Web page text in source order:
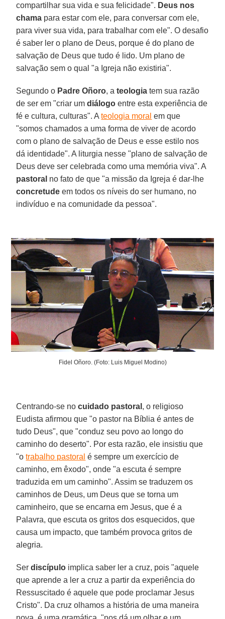
compartilhar sua vida e sua felicidade". Deus nos
chama para estar com ele, para conversar com ele,
para viver sua vida, para trabalhar com ele". O desafio
é saber ler o plano de Deus, porque é do plano de
salvação de Deus que tudo é lido. Um plano de
salvação sem o qual "a Igreja não existiria".
Segundo o Padre Oñoro, ateologia tem sua razão
de ser em "criar umdiálogo entre esta experiência de
fé e cultura, culturas". Ateologia moral em que
"somos chamados a uma forma de viver de acordo
com o plano de salvação de Deus e esse estilo nos
dá identidade". A liturgia nesse "plano de salvação de
Deus deve ser celebrada como uma memória viva". A
pastoral no fato de que "a missão da Igreja é dar-lhe
concretude em todos os níveis do ser humano, no
indivíduo e na comunidade da pessoa".
Fidel Oñoro. (Foto: Luis Miguel Modino)
Centrando-se nocuidado pastoral , o religioso
Eudista afirmou que "o pastor na Bíblia é antes de
tudo Deus", que "conduz seu povo ao longo do
caminho do deserto". Por esta razão, ele insistiu que
"otrabalho pastoral é sempre um exercício de
caminho, em êxodo", onde "a escuta é sempre
traduzida em um caminho". Assim se traduzem os
caminhos de Deus, um Deus que se torna um
caminheiro, que se encarna em Jesus, que é a
Palavra, que escuta os gritos dos esquecidos, que
causa um impacto, que também provoca gritos de
alegria.
Serdiscípulo implica saber ler a cruz, pois "aquele
que aprende a ler a cruz a partir da experiência do
Ressuscitado é aquele que pode proclamar Jesus
Cristo". Da cruz olhamos a história de uma maneira